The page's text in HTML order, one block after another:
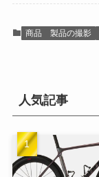
商品 製品の撮影
人気記事